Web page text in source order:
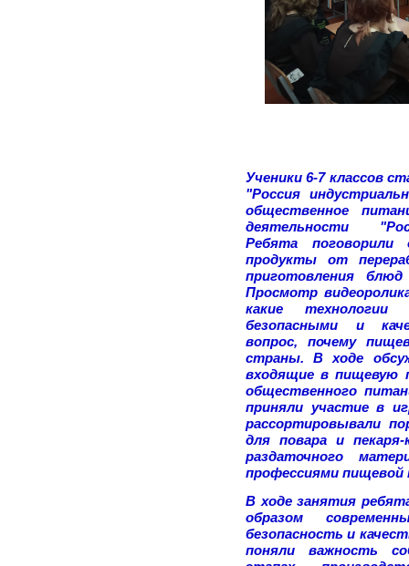
Ученики 6-7 классов
"Россия
общественное
деятельности
Ребята
продукты от
приготовления
Просмотр
какие
безопасными и
вопрос, почему
страны. В ходе
входящие в пищевую
общественного
приняли участие в
рассортировывали
для повара и
раздаточного
профессиями
В ходе занятия
образом
безопасность и
поняли важность